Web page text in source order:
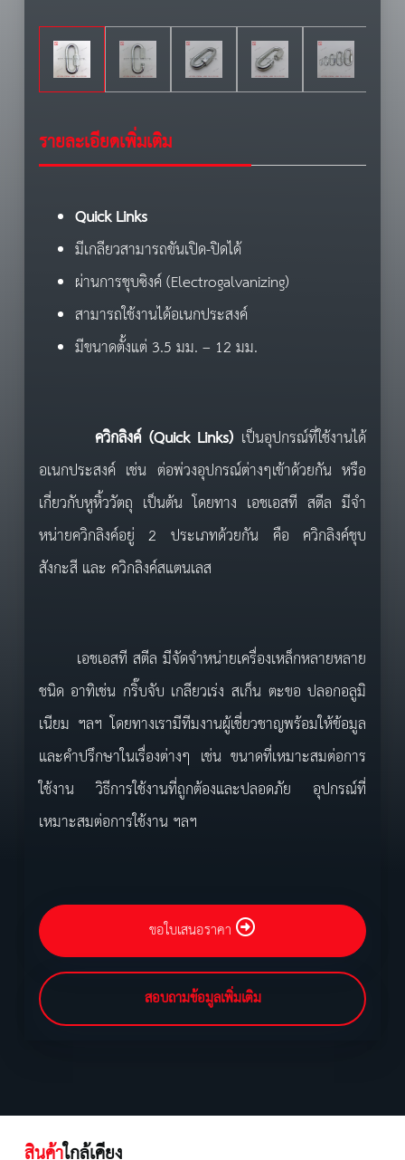
รายละเอียดเพิ่มเติม
Quick Links
มีเกลียวสามารถขันเปิด-ปิดได้
ผ่านการชุบซิงค์ (Electrogalvanizing)
สามารถใช้งานได้อเนกประสงค์
มีขนาดตั้งแต่ 3.5 มม. – 12 มม.
ควิกลิงค์ (Quick Links) เป็นอุปกรณ์ที่ใช้งานได้
อเนกประสงค์ เช่น ต่อพ่วงอุปกรณ์ต่างๆเข้าด้วยกัน หรือ
เกี่ยวกับหูหิ้ววัตถุ เป็นต้น โดยทาง เอชเอสที สตีล มีจำ
หน่ายควิกลิงค์อยู่ 2 ประเภทด้วยกัน คือ ควิกลิงค์ชุบ
สังกะสี และ ควิกลิงค์สแตนเลส
เอชเอสที สตีล มีจัดจำหน่ายเครื่องเหล็กหลายหลาย
ชนิด อาทิเช่น กริ๊บจับ เกลียวเร่ง สเก็น ตะขอ ปลอกอลูมิ
เนียม ฯลฯ โดยทางเรามีทีมงานผู้เชี่ยวชาญพร้อมให้ข้อมูล
และคำปรึกษาในเรื่องต่างๆ เช่น ขนาดที่เหมาะสมต่อการ
ใช้งาน วิธีการใช้งานที่ถูกต้องและปลอดภัย อุปกรณ์ที่
เหมาะสมต่อการใช้งาน ฯลฯ
ขอใบเสนอราคา
สอบถามข้อมูลเพิ่มเติม